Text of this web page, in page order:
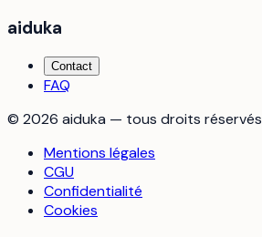
aiduka
Contact
FAQ
© 2026 aiduka — tous droits réservés
Mentions légales
CGU
Confidentialité
Cookies